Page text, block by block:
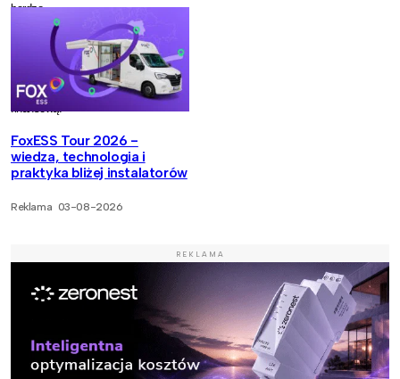
bardzo
znacząco
poprawiająca
stabilność
finansową.
FoxESS Tour 2026 -
wiedza, technologia i
praktyka bliżej instalatorów
Reklama 03-08-2026
REKLAMA